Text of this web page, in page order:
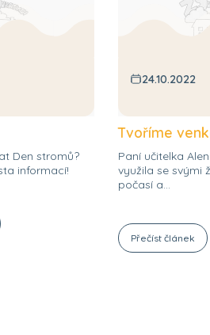
Den stromů?
informací!
24.10.2022
Tvoříme
Paní učitelka
využila se svými
počasí a...
Přečíst článek